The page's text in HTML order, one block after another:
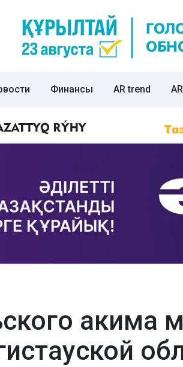
Финансы AR trend
акима